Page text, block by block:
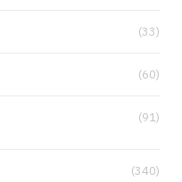
(33)
(60)
(91)
(340)